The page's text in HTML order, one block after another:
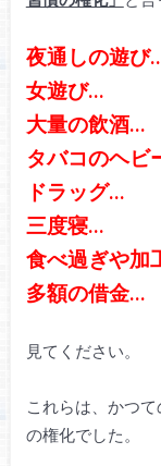
夜通しの遊び
女遊び…
大量の飲酒…
タバコのヘビ
ドラッグ…
三度寝…
食べ過ぎや加
多額の借金…
見てください。
これらは、かつ
の権化でした。